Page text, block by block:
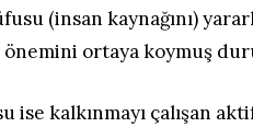
(insan kaynağını)
önemini ortaya koymuş
ise kalkınmayı çalışan